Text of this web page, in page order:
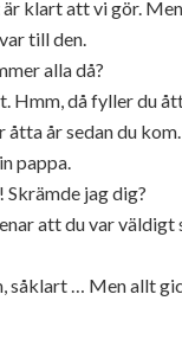
är klart att vi gör.
till den.
alla då?
Hmm, då fyller du
åtta år sedan du
pappa.
Skrämde jag dig?
att du var väldigt
såklart … Men allt